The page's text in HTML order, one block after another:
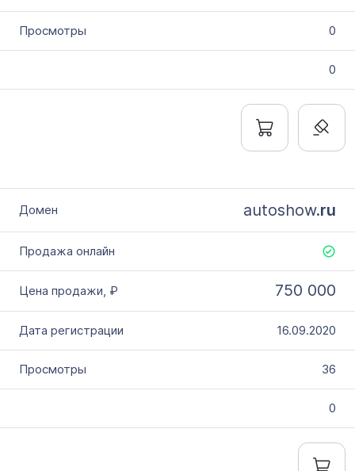
0
0
autoshow.ru
750 000
16.09.2020
36
0